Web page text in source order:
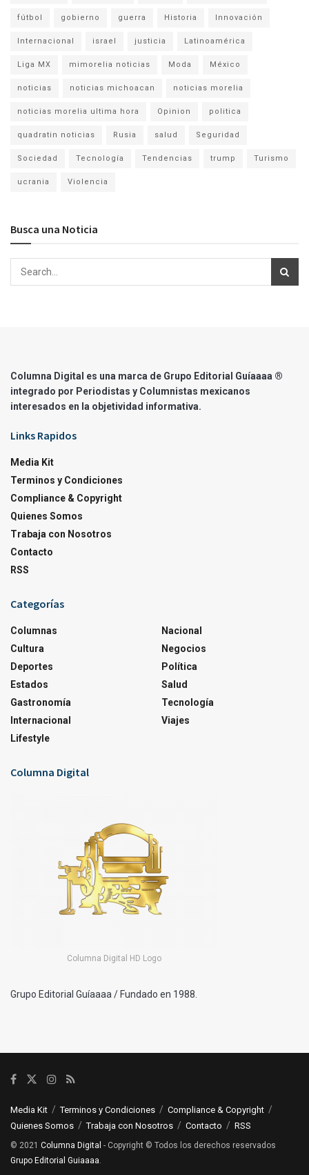
fútbol gobierno guerra Historia Innovación
Internacional israel justicia Latinoamérica
Liga MX mimorelia noticias Moda México
noticias noticias michoacan noticias morelia
noticias morelia ultima hora Opinion politica
quadratin noticias Rusia salud Seguridad
Sociedad Tecnología Tendencias trump Turismo
ucrania Violencia
Busca una Noticia
Columna Digital es una marca de Grupo Editorial Guíaaaa ®
integrado por Periodistas y Columnistas mexicanos
interesados en la objetividad informativa.
Links Rapidos
Media Kit
Terminos y Condiciones
Compliance & Copyright
Quienes Somos
Trabaja con Nosotros
Contacto
RSS
Categorías
Columnas
Cultura
Deportes
Estados
Gastronomía
Internacional
Lifestyle
Nacional
Negocios
Política
Salud
Tecnología
Viajes
Columna Digital
Columna Digital HD Logo
Grupo Editorial Guíaaaa / Fundado en 1988.
Media Kit Terminos y Condiciones
Compliance & Copyright
Quienes Somos
Trabaja con Nosotros Contacto RSS
© 2021 Columna Digital - Copyright © Todos los derechos reservados
Grupo Editorial Guiaaaa.